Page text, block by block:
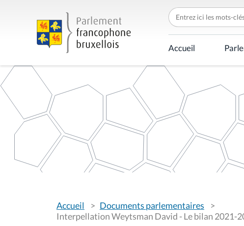
C
h
e
r
c
h
r
p
Accueil
o
u
Accueil
Documents parlementaires
Interpellation Weytsman David - Le bilan 2021-